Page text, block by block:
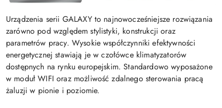
Urządzenia serii GALAXY to najnowocześniejsze rozwiązania
zarówno pod względem stylistyki, konstrukcji oraz
parametrów pracy. Wysokie współczynniki efektywności
energetycznej stawiają je w czołówce klimatyzatorów
dostępnych na rynku europejskim. Standardowo wyposażone
w moduł WIFI oraz możliwość zdalnego sterowania pracą
żaluzji w pionie i poziomie.